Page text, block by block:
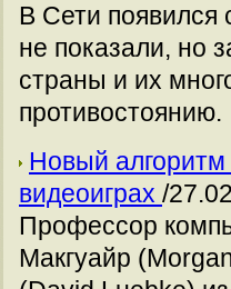
В Сети появился
не показали, но
страны и их
противостоянию.
Новый алгоритм
видеоиграх /
Профессор
Макгуайр